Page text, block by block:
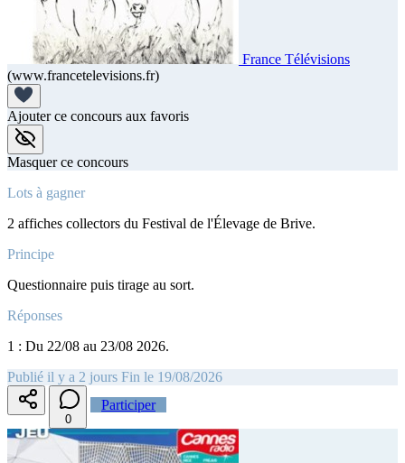
France Télévisions
(www.francetelevisions.fr)
Ajouter ce concours aux favoris
Masquer ce concours
Lots à gagner
2 affiches collectors du Festival de l'Élevage de Brive.
Principe
Questionnaire puis tirage au sort.
Réponses
1 : Du 22/08 au 23/08 2026.
Publié il y a 2 jours Fin le 19/08/2026
0
Participer